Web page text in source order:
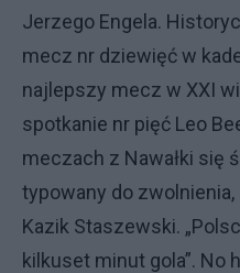
Jerzego Engela.
mecz nr dziewięć w
najlepszy mecz w XXI
spotkanie nr pięć Leo
meczach z Nawałki się
typowany do zwolnienia,
Kazik Staszewski.
kilkuset minut gola”. No